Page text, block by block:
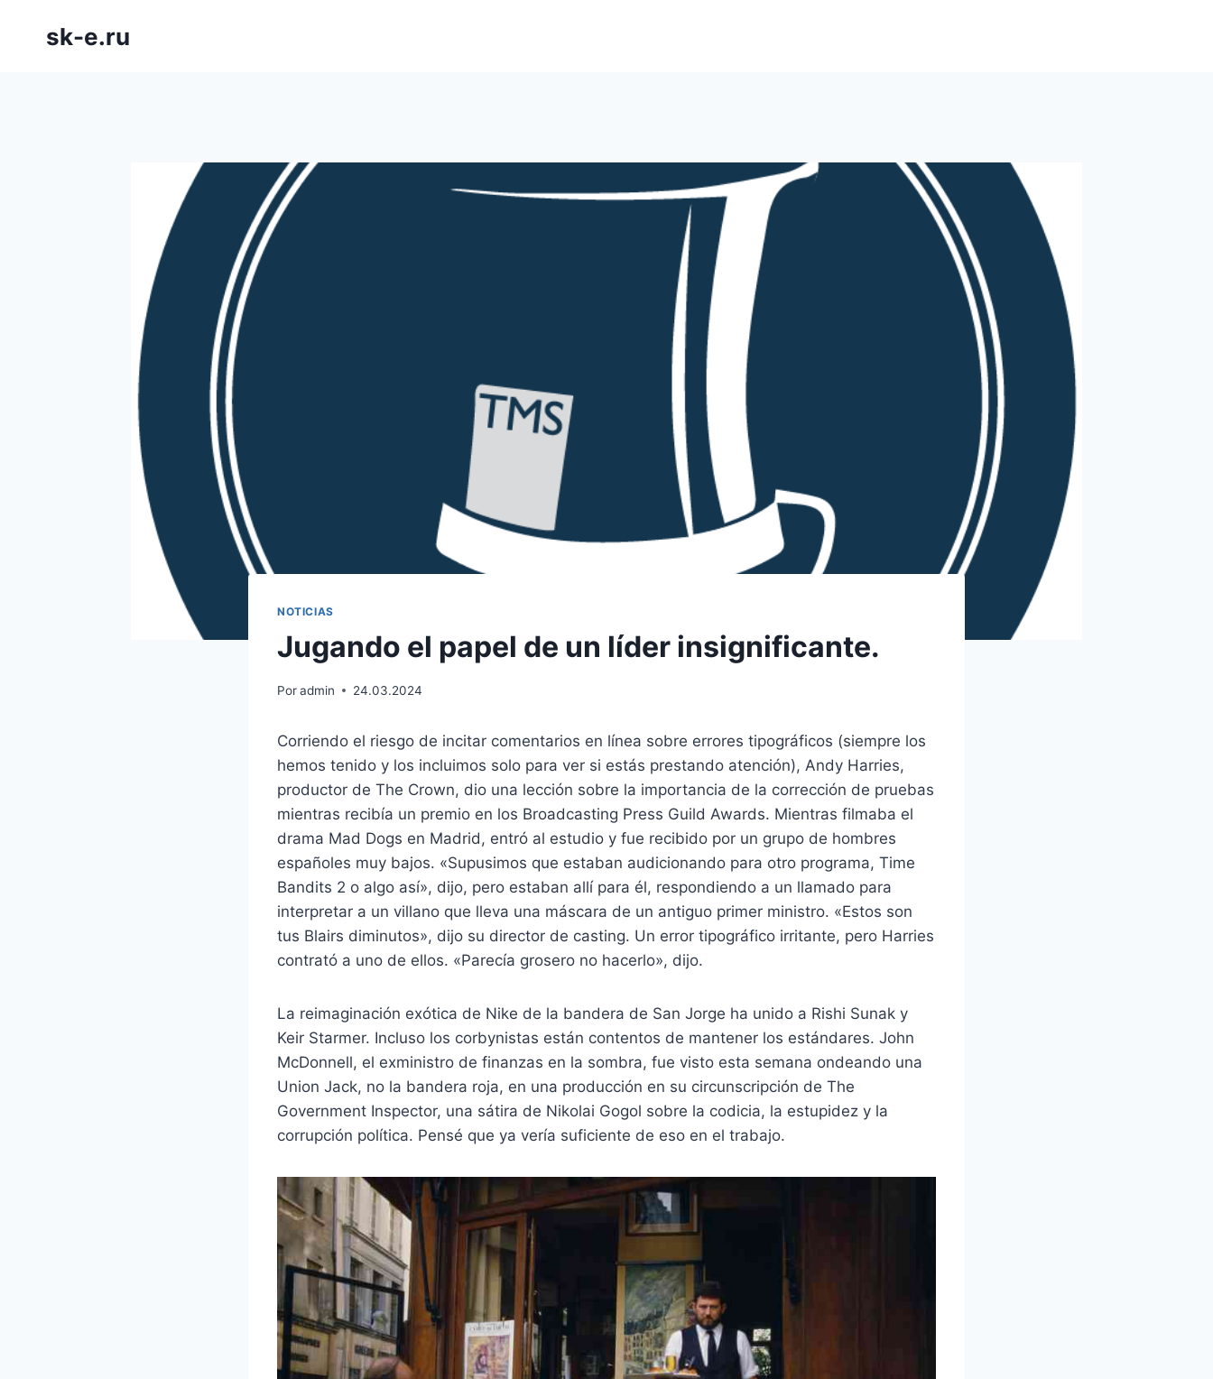
sk-e.ru
NOTICIAS
Jugando el papel de un líder insignificante.
Poradmin 24.03.2024
Corriendo el riesgo de incitar comentarios en línea sobre errores tipográficos (siempre los
hemos tenido y los incluimos solo para ver si estás prestando atención), Andy Harries,
productor de The Crown, dio una lección sobre la importancia de la corrección de pruebas
mientras recibía un premio en los Broadcasting Press Guild Awards. Mientras filmaba el
drama Mad Dogs en Madrid, entró al estudio y fue recibido por un grupo de hombres
españoles muy bajos. «Supusimos que estaban audicionando para otro programa, Time
Bandits 2 o algo así», dijo, pero estaban allí para él, respondiendo a un llamado para
interpretar a un villano que lleva una máscara de un antiguo primer ministro. «Estos son
tus Blairs diminutos», dijo su director de casting. Un error tipográfico irritante, pero Harries
contrató a uno de ellos. «Parecía grosero no hacerlo», dijo.
La reimaginación exótica de Nike de la bandera de San Jorge ha unido a Rishi Sunak y
Keir Starmer. Incluso los corbynistas están contentos de mantener los estándares. John
McDonnell, el exministro de finanzas en la sombra, fue visto esta semana ondeando una
Union Jack, no la bandera roja, en una producción en su circunscripción de The
Government Inspector, una sátira de Nikolai Gogol sobre la codicia, la estupidez y la
corrupción política. Pensé que ya vería suficiente de eso en el trabajo.